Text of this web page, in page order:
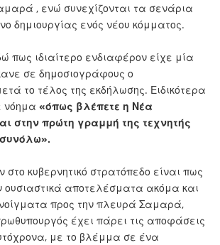
, ενώ συνεχίζονται τα σενάρια
δημιουργίας ενός νέου κόμματος.
πως ιδιαίτερο ενδιαφέρον είχε μία
σε δημοσιογράφους ο
το τέλος της εκδήλωσης. Ειδικότερα
νόημα «όπως βλέπετε η Νέα
στην πρώτη γραμμή της τεχνητής
στο κυβερνητικό στρατόπεδο είναι πως
ουσιαστικά αποτελέσματα ακόμα και
προς την πλευρά Σαμαρά,
έχει πάρει τις αποφάσεις
με το βλέμμα σε ένα